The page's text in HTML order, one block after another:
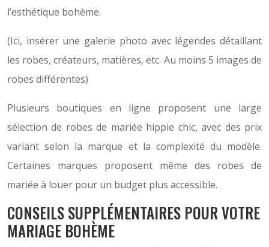
l’esthétique bohème.
(Ici, insérer une galerie photo avec légendes détaillant
les robes, créateurs, matières, etc. Au moins 5 images de
robes différentes)
Plusieurs boutiques en ligne proposent une large
sélection de robes de mariée hippie chic, avec des prix
variant selon la marque et la complexité du modèle.
Certaines marques proposent même des robes de
mariée à louer pour un budget plus accessible.
CONSEILS SUPPLÉMENTAIRES POUR VOTRE
MARIAGE BOHÈME